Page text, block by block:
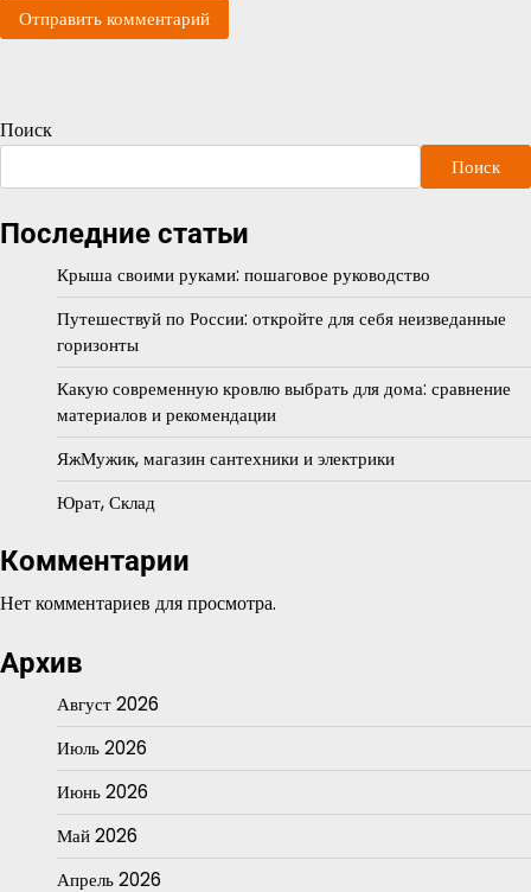
Поиск
Поиск
Последние статьи
Крыша своими руками: пошаговое руководство
Путешествуй по России: откройте для себя неизведанные
горизонты
Какую современную кровлю выбрать для дома: сравнение
материалов и рекомендации
ЯжМужик, магазин сантехники и электрики
Юрат, Склад
Комментарии
Нет комментариев для просмотра.
Архив
Август 2026
Июль 2026
Июнь 2026
Май 2026
Апрель 2026